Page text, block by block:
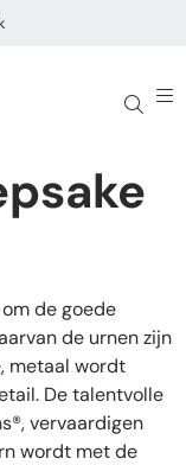
de goede
de urnen zijn
metaal wordt
De talentvolle
vervaardigen
wordt met de